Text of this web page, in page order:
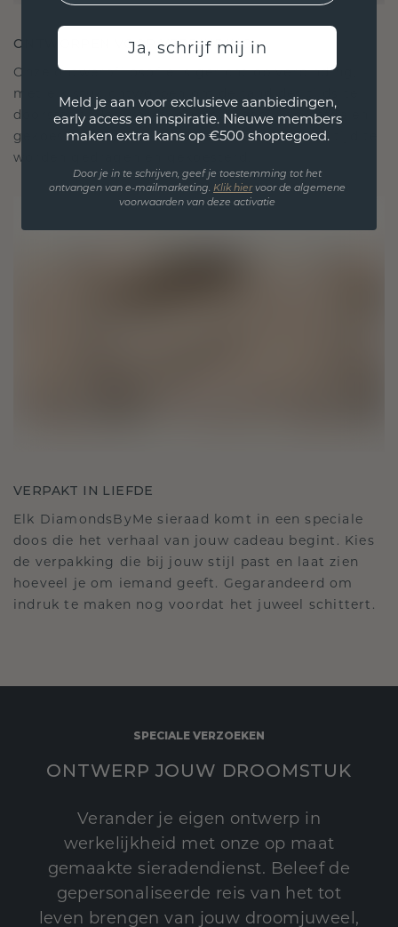
ONTWORPEN VOOR VERBINDING
Onze ontwerpfilosofie is gericht op verbinding,
met elk stuk ontworpen om de tand des tijds te
doorstaan. Het wordt jouw symbool van liefde en
gekoesterde momenten, bedoeld om voor altijd te
worden gedragen en gekoesterd.
VERPAKT IN LIEFDE
Elk DiamondsByMe sieraad komt in een speciale
doos die het verhaal van jouw cadeau begint. Kies
de verpakking die bij jouw stijl past en laat zien
hoeveel je om iemand geeft. Gegarandeerd om
indruk te maken nog voordat het juweel schittert.
SPECIALE VERZOEKEN
ONTWERP JOUW DROOMSTUK
Verander je eigen ontwerp in
werkelijkheid met onze op maat
gemaakte sieradendienst. Beleef de
gepersonaliseerde reis van het tot
leven brengen van jouw droomjuweel,
Ja, schrijf mij in
Meld je aan voor exclusieve aanbiedingen,
early access en inspiratie. Nieuwe members
maken extra kans op €500 shoptegoed.
Door je in te schrijven, geef je toestemming tot het
ontvangen van e-mailmarketing. Klik hiervoor de algemene
voorwaarden van deze activatie